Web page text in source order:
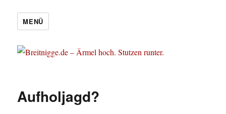
MENÜ
Aufholjagd?